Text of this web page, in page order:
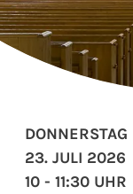
DONNERSTAG
23. JULI 2026
10 - 11:30 UHR